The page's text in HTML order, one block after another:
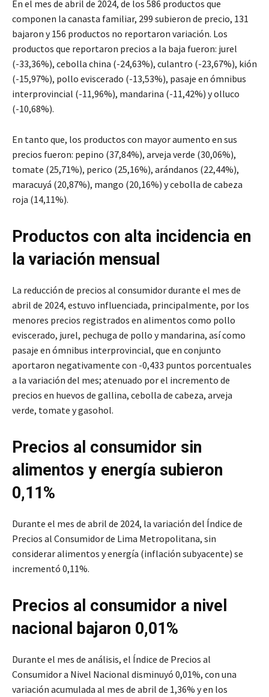
En el mes de abril de 2024, de los 586 productos que
componen la canasta familiar, 299 subieron de precio, 131
bajaron y 156 productos no reportaron variación. Los
productos que reportaron precios a la baja fueron: jurel
(-33,36%), cebolla china (-24,63%), culantro (-23,67%), kión
(-15,97%), pollo eviscerado (-13,53%), pasaje en ómnibus
interprovincial (-11,96%), mandarina (-11,42%) y olluco
(-10,68%).
En tanto que, los productos con mayor aumento en sus
precios fueron: pepino (37,84%), arveja verde (30,06%),
tomate (25,71%), perico (25,16%), arándanos (22,44%),
maracuyá (20,87%), mango (20,16%) y cebolla de cabeza
roja (14,11%).
Productos con alta incidencia en
la variación mensual
La reducción de precios al consumidor durante el mes de
abril de 2024, estuvo influenciada, principalmente, por los
menores precios registrados en alimentos como pollo
eviscerado, jurel, pechuga de pollo y mandarina, así como
pasaje en ómnibus interprovincial, que en conjunto
aportaron negativamente con -0,433 puntos porcentuales
a la variación del mes; atenuado por el incremento de
precios en huevos de gallina, cebolla de cabeza, arveja
verde, tomate y gasohol.
Precios al consumidor sin
alimentos y energía subieron
0,11%
Durante el mes de abril de 2024, la variación del Índice de
Precios al Consumidor de Lima Metropolitana, sin
considerar alimentos y energía (inflación subyacente) se
incrementó 0,11%.
Precios al consumidor a nivel
nacional bajaron 0,01%
Durante el mes de análisis, el Índice de Precios al
Consumidor a Nivel Nacional disminuyó 0,01%, con una
variación acumulada al mes de abril de 1,36% y en los